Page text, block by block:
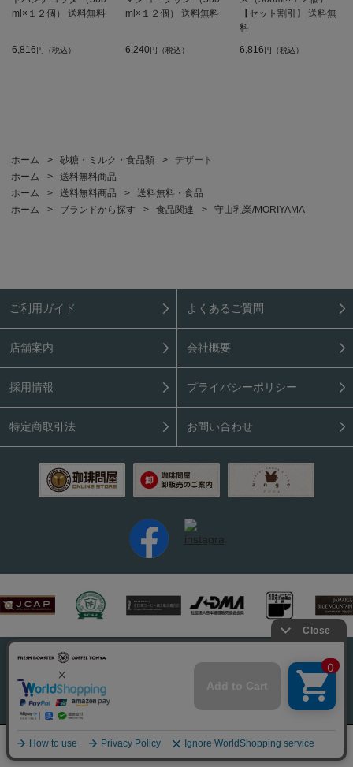
0
ml×１２個） 送料無料
6,816円（税込）
ml×１２個） 送料無料
6,240円（税込）
【セット割引】 送料無
料
6,816円（税込）
ホーム > 砂糖・ミルク・食品類 >
デザート
ホーム
>
送料無料商品
ホーム
> 送料無料商品 >
送料無料・食品
ホーム
> ブランドから探す > 食品関連 > 守山乳業/MORIYAMA
ご利用ガイド よくあるご質問
店舗案内 会社概要
採用情報 プライバシーポリシー
特定商取引法 お問い合わせ
PC表示はこちら
Copyright (C) 2026 Coffee Tonya. All rights reserved.